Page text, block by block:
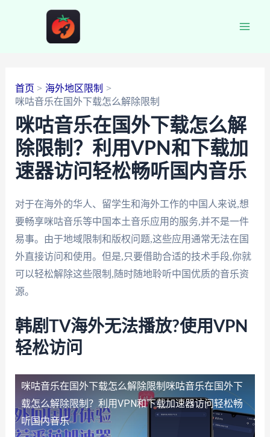
首页
海外地区限制
咪咕音乐在国外下载怎么解除限制
咪咕音乐在国外下载怎么解
除限制？利用VPN和下载加
速器访问轻松畅听国内音乐
对于在海外的华人、留学生和海外工作的中国人来说,想
要畅享咪咕音乐等中国本土音乐应用的服务,并不是一件
易事。由于地域限制和版权问题,这些应用通常无法在国
外直接访问和使用。但是,只要借助合适的技术手段,你就
可以轻松解除这些限制,随时随地聆听中国优质的音乐资
源。
韩剧TV海外无法播放?使用VPN
轻松访问
咪咕音乐在国外下载怎么解除限制 咪咕音乐在国外下
载怎么解除限制？利用VPN和下载加速器访问轻松畅
听国内音乐